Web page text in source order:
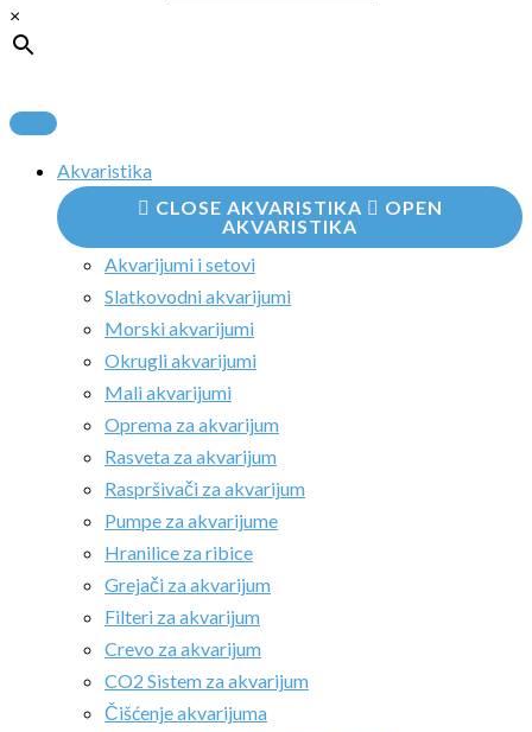
×
Akvaristika
CLOSE AKVARISTIKA
OPEN
AKVARISTIKA
Akvarijumi i setovi
Slatkovodni akvarijumi
Morski akvarijumi
Okrugli akvarijumi
Mali akvarijumi
Oprema za akvarijum
Rasveta za akvarijum
Raspršivači za akvarijum
Pumpe za akvarijume
Hranilice za ribice
Grejači za akvarijum
Filteri za akvarijum
Crevo za akvarijum
CO2 Sistem za akvarijum
Čišćenje akvarijuma